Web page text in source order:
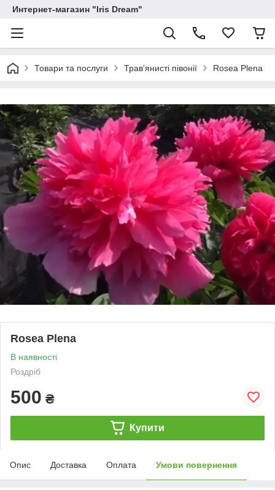
Интернет-магазин "Iris Dream"
Товари та послуги Трав'янисті півонії Rosea Plena
Rosea Plena
В наявності
Роздріб
500 ₴
Купити
Опис Доставка Оплата Умови повернення